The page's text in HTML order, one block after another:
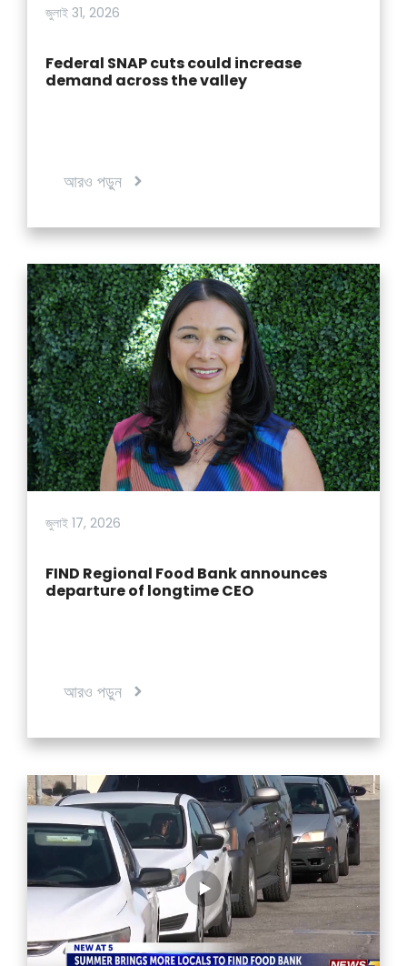
জুলাই 31, 2026
Federal SNAP cuts could increase
demand across the valley
আরও পড়ুন
জুলাই 17, 2026
FIND Regional Food Bank announces
departure of longtime CEO
আরও পড়ুন